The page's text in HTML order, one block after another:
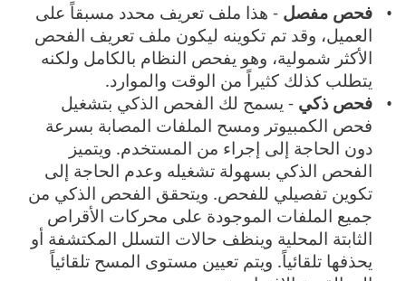
فحص مفصل - هذا ملف تعريف محدد مسبقاً على
العميل، وقد تم تكوينه ليكون ملف تعريف الفحص
الأكثر شمولية، وهو يفحص النظام بالكامل ولكنه
يتطلب كذلك كثيراً من الوقت والموارد.
فحص ذكي - يسمح لك الفحص الذكي بتشغيل
فحص الكمبيوتر ومسح الملفات المصابة بسرعة
دون الحاجة إلى إجراء من المستخدم. ويتميز
الفحص الذكي بسهولة تشغيله وعدم الحاجة إلى
تكوين تفصيلي للفحص. ويتحقق الفحص الذكي من
جميع الملفات الموجودة على محركات الأقراص
الثابتة المحلية وينظف حالات التسلل المكتشفة أو
يحذفها تلقائياً. ويتم تعيين مستوى المسح تلقائياً